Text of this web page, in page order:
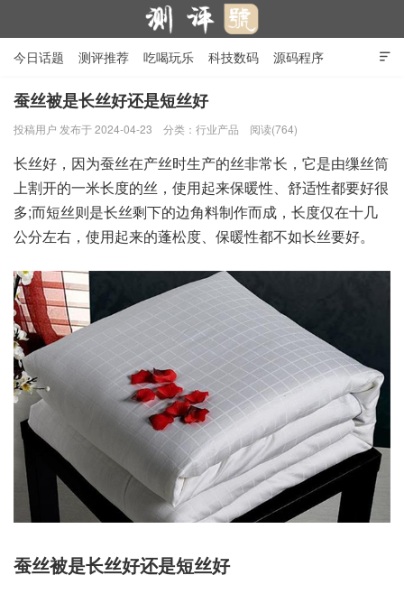

今日话题 测评推荐 吃喝玩乐 科技数码 源码程序
行业产品 在线投稿 隐私政策
蚕丝被是长丝好还是短丝好
投稿用户 发布于 2024-04-23 分类： 行业产品 阅读(764)
长丝好，因为蚕丝在产丝时生产的丝非常长，它是由缫丝筒
上割开的一米长度的丝，使用起来保暖性、舒适性都要好很
多;而短丝则是长丝剩下的边角料制作而成，长度仅在十几
公分左右，使用起来的蓬松度、保暖性都不如长丝要好。
蚕丝被是长丝好还是短丝好